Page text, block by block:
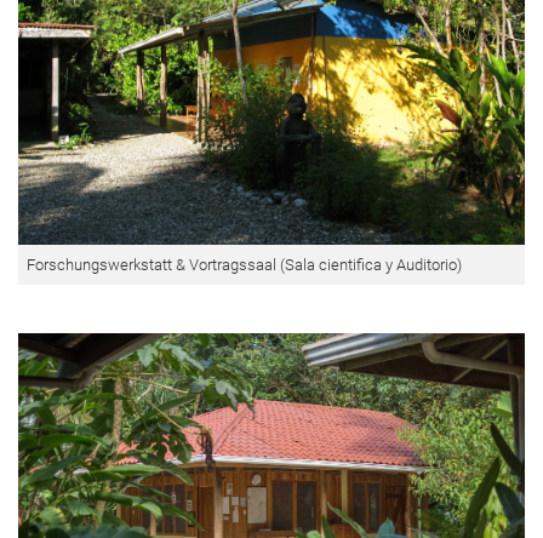
Forschungswerkstatt & Vortragssaal (Sala cientifica y Auditorio)